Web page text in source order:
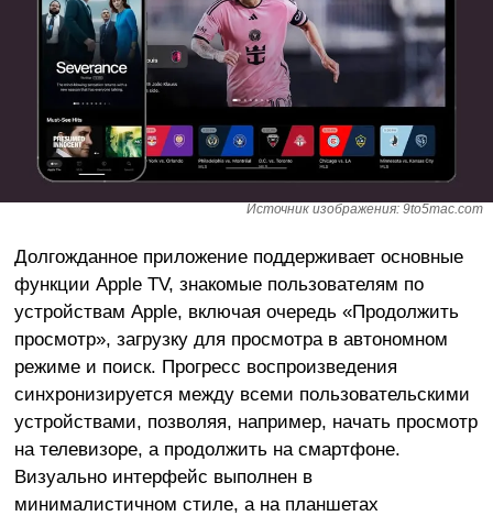
Источник изображения: 9to5mac.com
Долгожданное приложение поддерживает основные
функции Apple TV, знакомые пользователям по
устройствам Apple, включая очередь «Продолжить
просмотр», загрузку для просмотра в автономном
режиме и поиск. Прогресс воспроизведения
синхронизируется между всеми пользовательскими
устройствами, позволяя, например, начать просмотр
на телевизоре, а продолжить на смартфоне.
Визуально интерфейс выполнен в
минималистичном стиле, а на планшетах